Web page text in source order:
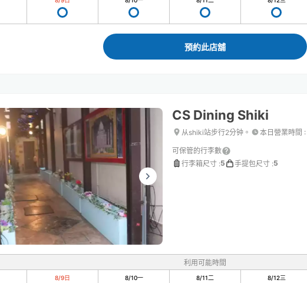
預約此店舖
CS Dining Shiki
从shiki站步行2分钟。 本日營業時間 :
可保管的行李數
行李箱尺寸 :5 手提包尺寸 :5
利用可能時間
8/9日 8/10一 8/11二 8/12三